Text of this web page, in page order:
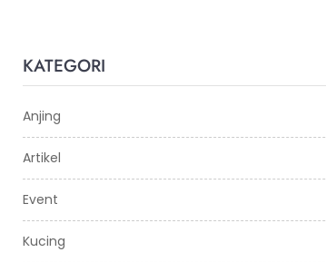
KATEGORI
Anjing
Artikel
Event
Kucing